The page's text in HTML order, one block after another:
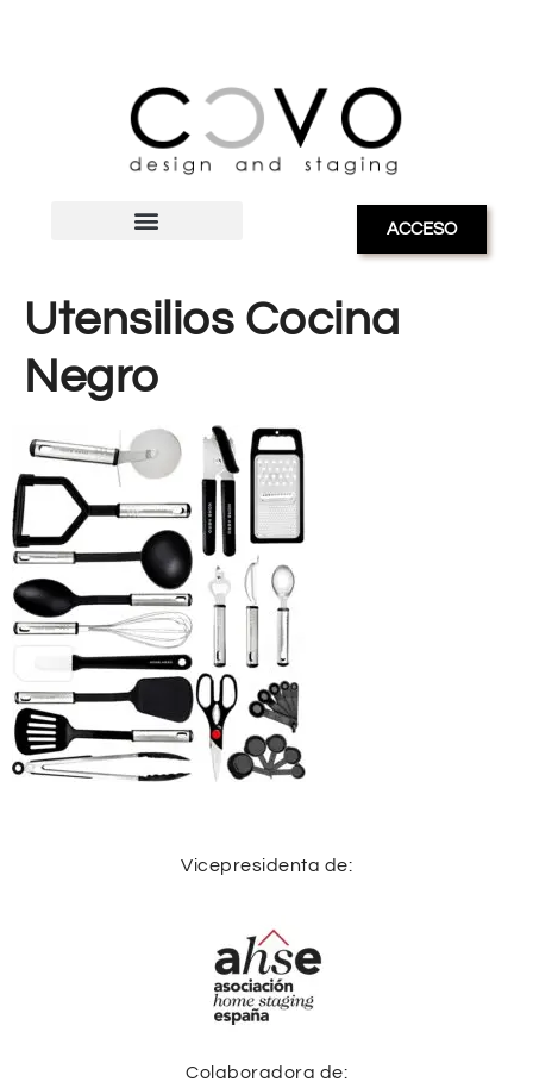
ACCESO
Utensilios Cocina
Negro
Vicepresidenta de:
Colaboradora de: